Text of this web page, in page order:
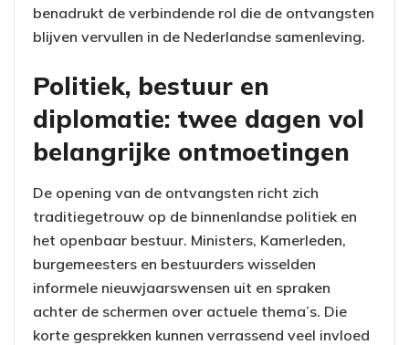
benadrukt de verbindende rol die de ontvangsten
blijven vervullen in de Nederlandse samenleving.
Politiek, bestuur en
diplomatie: twee dagen vol
belangrijke ontmoetingen
De opening van de ontvangsten richt zich
traditiegetrouw op de binnenlandse politiek en
het openbaar bestuur. Ministers, Kamerleden,
burgemeesters en bestuurders wisselden
informele nieuwjaarswensen uit en spraken
achter de schermen over actuele thema’s. Die
korte gesprekken kunnen verrassend veel invloed